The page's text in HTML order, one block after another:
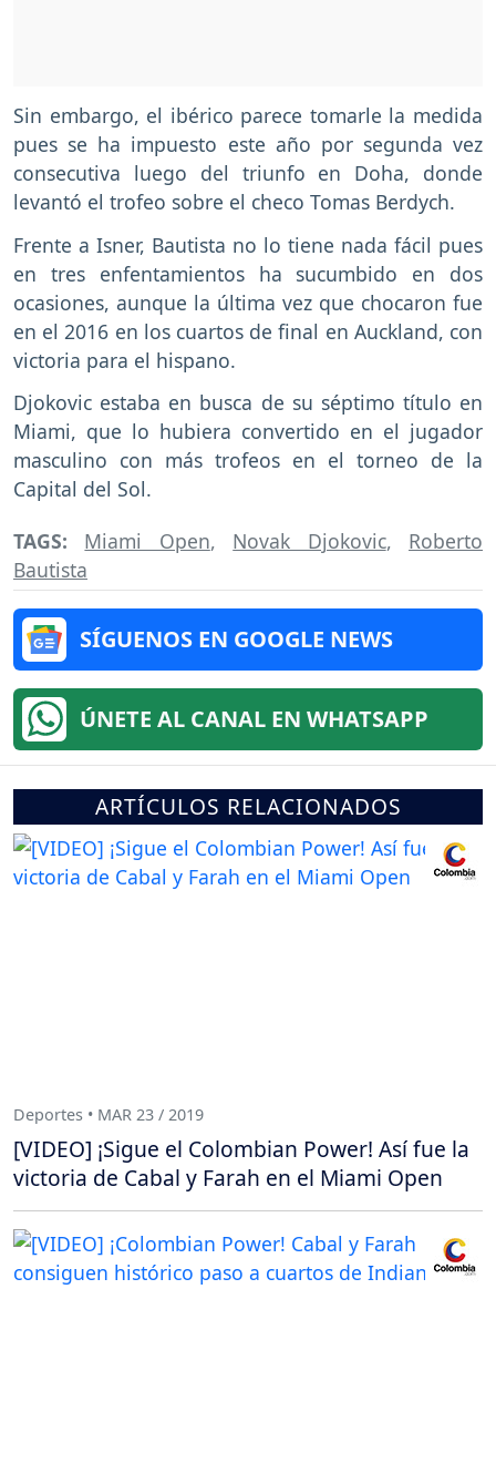
Sin embargo, el ibérico parece tomarle la medida
pues se ha impuesto este año por segunda vez
consecutiva luego del triunfo en Doha, donde
levantó el trofeo sobre el checo Tomas Berdych.
Frente a Isner, Bautista no lo tiene nada fácil pues
en tres enfentamientos ha sucumbido en dos
ocasiones, aunque la última vez que chocaron fue
en el 2016 en los cuartos de final en Auckland, con
victoria para el hispano.
Djokovic estaba en busca de su séptimo título en
Miami, que lo hubiera convertido en el jugador
masculino con más trofeos en el torneo de la
Capital del Sol.
TAGS: Miami Open, Novak Djokovic, Roberto
Bautista
SÍGUENOS EN GOOGLE NEWS
ÚNETE AL CANAL EN WHATSAPP
ARTÍCULOS RELACIONADOS
Deportes • MAR 23 / 2019
[VIDEO] ¡Sigue el Colombian Power! Así fue la
victoria de Cabal y Farah en el Miami Open